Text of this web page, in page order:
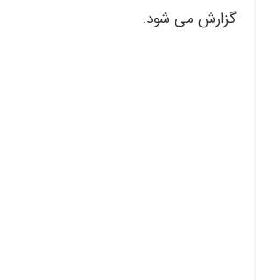
گزارش می شود.